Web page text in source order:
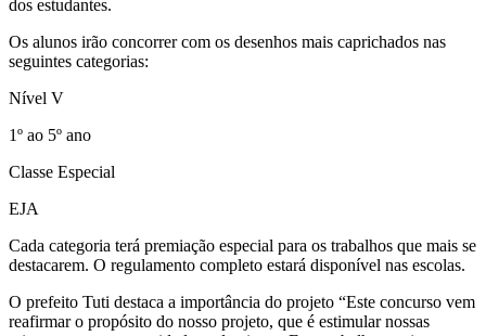
dos estudantes.
Os alunos irão concorrer com os desenhos mais caprichados nas
seguintes categorias:
Nível V
1º ao 5º ano
Classe Especial
EJA
Cada categoria terá premiação especial para os trabalhos que mais se
destacarem. O regulamento completo estará disponível nas escolas.
O prefeito Tuti destaca a importância do projeto “Este concurso vem
reafirmar o propósito do nosso projeto, que é estimular nossas